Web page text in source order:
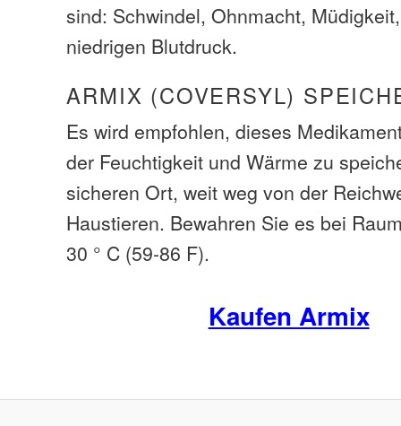
sind: Schwindel, Ohnmacht,
niedrigen Blutdruck.
ARMIX (COVERSYL)
Es wird empfohlen, dieses
der Feuchtigkeit und Wärme zu
sicheren Ort, weit weg von der
Haustieren. Bewahren Sie es bei
30 ° C (59-86 F).
Kaufen Armix